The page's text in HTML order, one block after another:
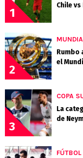
1
Chile
2
Rumbo
el
3
COPA
La
de